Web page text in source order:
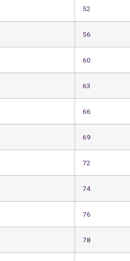
52
56
60
63
66
69
72
74
76
78